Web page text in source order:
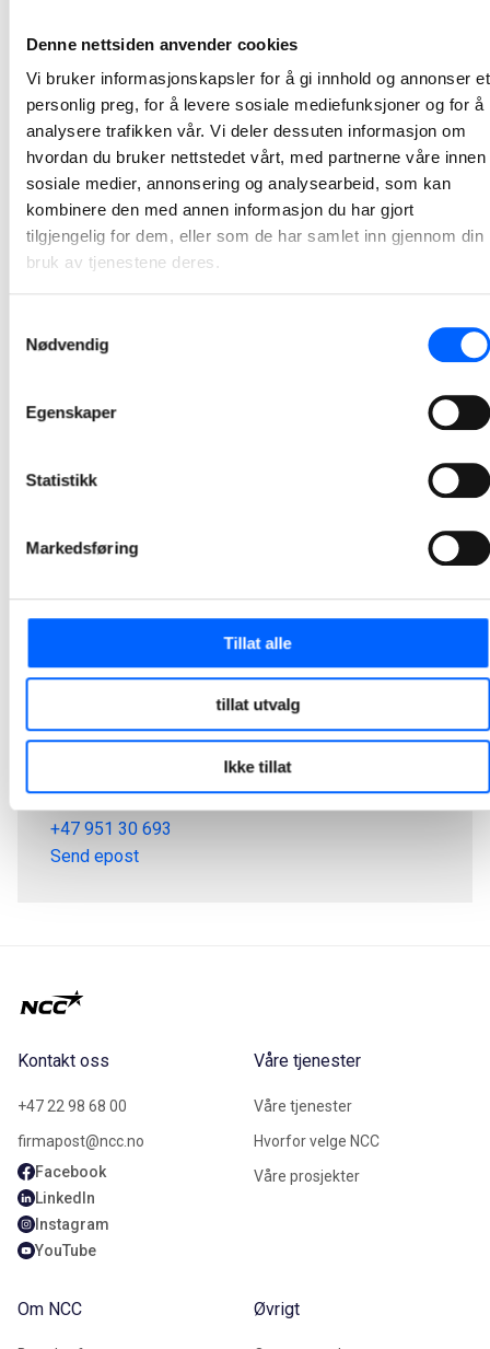
Denne nettsiden anvender cookies
Vi bruker informasjonskapsler for å gi innhold og annonser et
personlig preg, for å levere sosiale mediefunksjoner og for å
analysere trafikken vår. Vi deler dessuten informasjon om
hvordan du bruker nettstedet vårt, med partnerne våre innen
sosiale medier, annonsering og analysearbeid, som kan
kombinere den med annen informasjon du har gjort
tilgjengelig for dem, eller som de har samlet inn gjennom din
bruk av tjenestene deres.
Nødvendig
Egenskaper
Statistikk
Markedsføring
Tillat alle
tillat utvalg
Ikke tillat
2026-07-07 10:00
NCC bygger ny adkomst til Tøyen T-banestasjon
NCC har inngått avtale med Sporveien for byggingen av ny adkomst til Tøyen T-banestasjon i Oslo. Prosjektet vil bidra til bedre tilgjengelighet, økt sikkerhet og en mer fremtidsrettet kollektivløsning i et område med stor trafikk. Kontrakten har en verdi på 94 millioner norske kroner.
2026-07-03 12:06
NCC skal utvikle Stegen renseanlegg sammen med
Indre Østfold kommune
Manager, Media Relations Norway, NCC Group
+47 951 30 693
Send epost
Kontakt oss
+47 22 98 68 00
firmapost@ncc.no
Facebook
LinkedIn
Instagram
YouTube
Våre tjenester
Våre tjenester
Hvorfor velge NCC
Våre prosjekter
Om NCC Øvrigt